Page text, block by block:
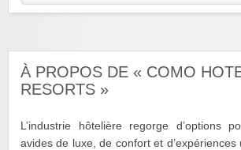
À PROPOS DE « COMO
RESORTS »
L’industrie hôtelière regorge d’options
avides de luxe, de confort et d’expériences